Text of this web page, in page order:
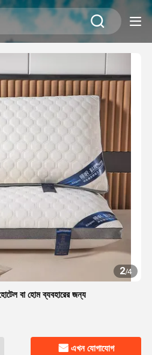
2/4
বা হোম ব্যবহারের জন্য
এখন যোগাযোগ